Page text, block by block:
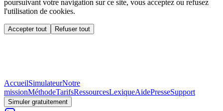
poursuivant votre navigation sur ce site, vous acceptez ou refusez
l'utilisation de cookies.
Accepter tout Refuser tout
AccueilSimulateurNotre
missionMéthodeTarifsRessourcesLexiqueAidePresseSupport
Simuler gratuitement